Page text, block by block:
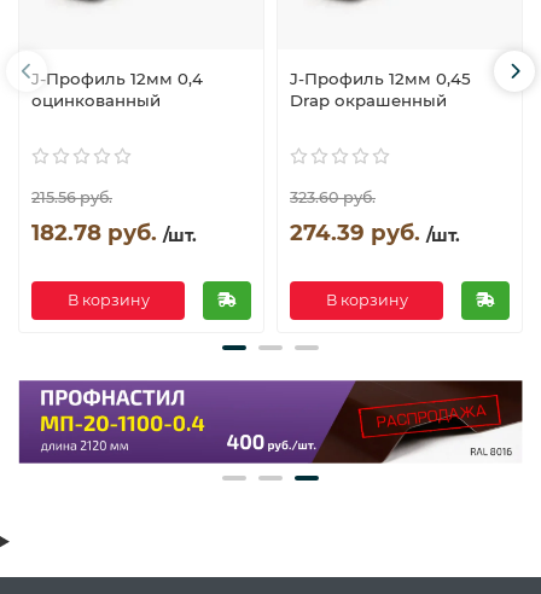
J-Профиль 12мм 0,4
оцинкованный
215.56 руб.
182.78 руб. /шт.
В корзину
J-Профиль 12мм 0,45
Drap окрашенный
323.60 руб.
274.39 руб. /шт.
В корзину